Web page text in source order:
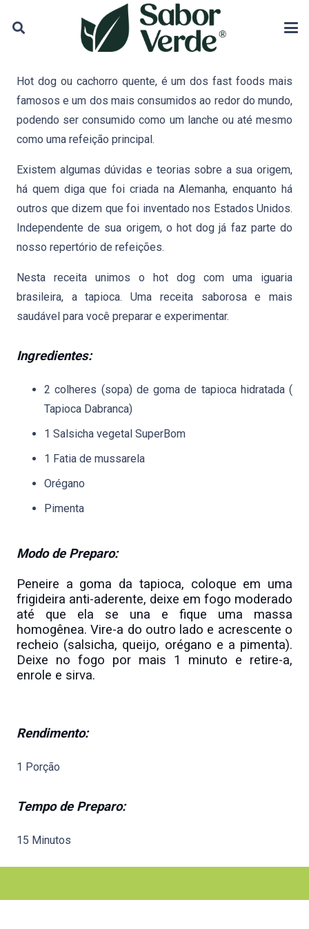
Hot dog ou cachorro quente, é um dos fast foods mais
famosos e um dos mais consumidos ao redor do mundo,
podendo ser consumido como um lanche ou até mesmo
como uma refeição principal.
Existem algumas dúvidas e teorias sobre a sua origem,
há quem diga que foi criada na Alemanha, enquanto há
outros que dizem que foi inventado nos Estados Unidos.
Independente de sua origem, o hot dog já faz parte do
nosso repertório de refeições.
Nesta receita unimos o hot dog com uma iguaria
brasileira, a tapioca. Uma receita saborosa e mais
saudável para você preparar e experimentar.
Ingredientes:
2 colheres (sopa) de goma de tapioca hidratada (
Tapioca Dabranca)
1 Salsicha vegetal SuperBom
1 Fatia de mussarela
Orégano
Pimenta
Modo de Preparo:
Peneire a goma da tapioca, coloque em uma
frigideira anti-aderente, deixe em fogo moderado
até que ela se una e fique uma massa
homogênea. Vire-a do outro lado e acrescente o
recheio (salsicha, queijo, orégano e a pimenta).
Deixe no fogo por mais 1 minuto e retire-a,
enrole e sirva.
Rendimento:
1 Porção
Tempo de Preparo:
15 Minutos